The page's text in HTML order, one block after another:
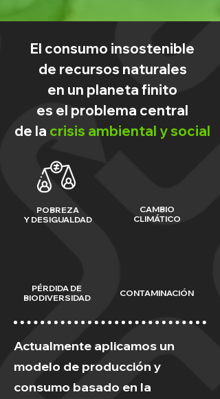
El consumo insostenible
de recursos naturales
en un planeta finito
es el problema central
de la crisis ambiental y social
POBREZA
Y DESIGUALDAD
CAMBIO
CLIMÁTICO
PÉRDIDA DE
BIODIVERSIDAD
CONTAMINACIÓN
Actualmente aplicamos un
modelo de producción y
consumo basado en la